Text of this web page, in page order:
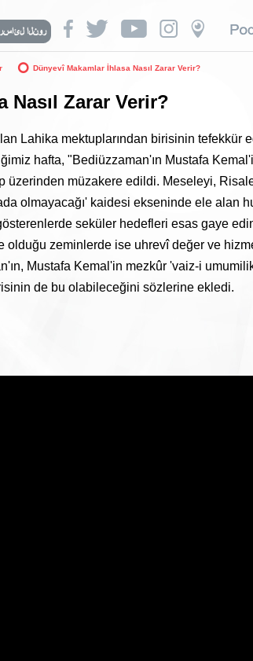
Dünyevî Makamlar İhlasa Nasıl Zarar Verir?
Nasıl Zarar Verir?
Lahika mektuplarından birisinin tefekkür
hafta, "Bediüzzaman'ın Mustafa
müzakere edildi. Meseleyi,
olmayacağı' kaidesi ekseninde ele alan
seküler hedefleri esas gaye
olduğu zeminlerde ise uhrevî değer ve
Mustafa Kemal'in mezkûr 'vaiz-i
de bu olabileceğini sözlerine ekledi.